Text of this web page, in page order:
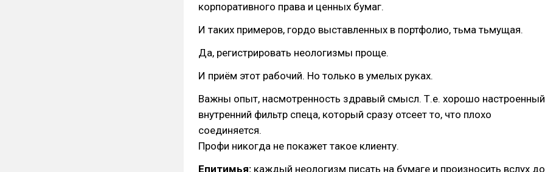
корпоративного права и ценных бумаг.⠀
И таких примеров, гордо выставленных в портфолио, тьма тьмущая.⠀
Да, регистрировать неологизмы проще.
И приём этот рабочий. Но только в умелых руках.⠀
Важны опыт, насмотренность здравый смысл. Т.е. хорошо настроенный
внутренний фильтр спеца, который сразу отсеет то, что плохо
соединяется.
Профи никогда не покажет такое клиенту.⠀
Епитимья: каждый неологизм писать на бумаге и произносить вслух до